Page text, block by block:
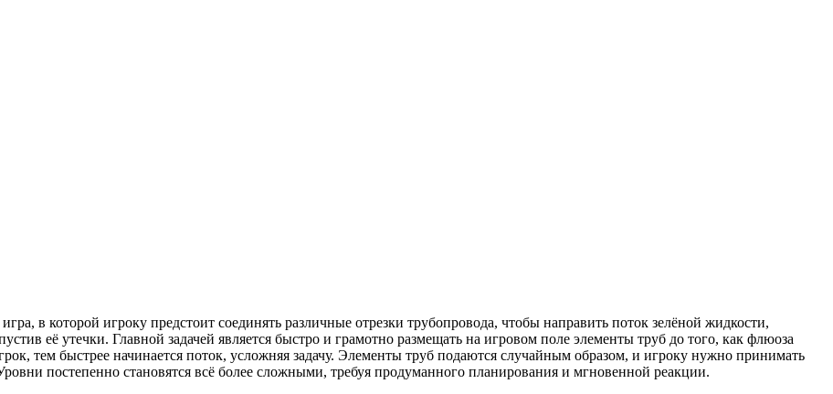
в которой игроку предстоит соединять различные отрезки трубопровода, чтобы направить поток зелёной жидкости,
её утечки. Главной задачей является быстро и грамотно размещать на игровом поле элементы труб до того, как флюоза
тем быстрее начинается поток, усложняя задачу. Элементы труб подаются случайным образом, и игроку нужно принимать
постепенно становятся всё более сложными, требуя продуманного планирования и мгновенной реакции.